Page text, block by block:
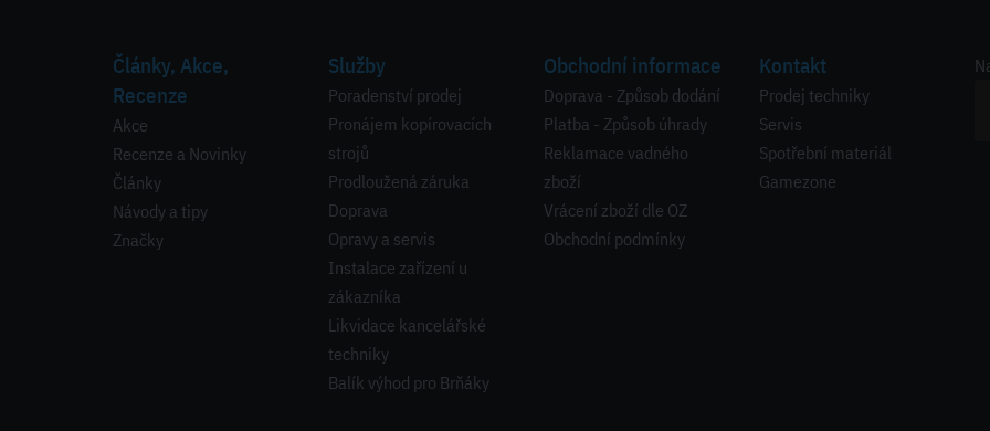
Články, Akce,
Recenze
Akce
Recenze a Novinky
Články
Návody a tipy
Značky
Služby
Poradenství prodej
Pronájem kopírovacích
strojů
Prodloužená záruka
Doprava
Opravy a servis
Instalace zařízení u
zákazníka
Likvidace kancelářské
techniky
Balík výhod pro Brňáky
Obchodní informace
Doprava - Způsob dodání
Platba - Způsob úhrady
Reklamace vadného
zboží
Vrácení zboží dle OZ
Obchodní podmínky
Kontakt
Prodej techniky
Servis
Spotřební materiál
Gamezone